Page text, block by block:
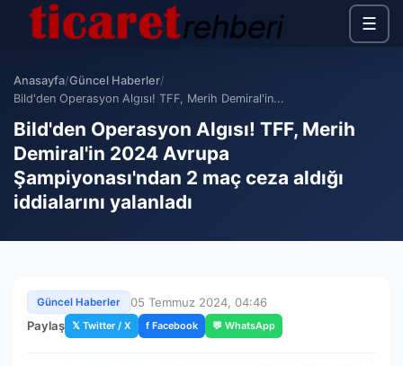
☰
Anasayfa/Güncel Haberler/
Bild'den Operasyon Algısı! TFF, Merih Demiral'in...
Bild'den Operasyon Algısı! TFF, Merih
Demiral'in 2024 Avrupa
Şampiyonası'ndan 2 maç ceza aldığı
iddialarını yalanladı
Güncel Haberler
05 Temmuz 2024, 04:46
Paylaş 𝕏 Twitter / X f Facebook 💬 WhatsApp